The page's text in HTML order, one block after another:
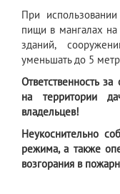
При
пищи в мангалах на
зданий,
уменьшать до 5
Ответственность
на территории
владельцев!
Неукоснительно
режима, а также
возгорания в